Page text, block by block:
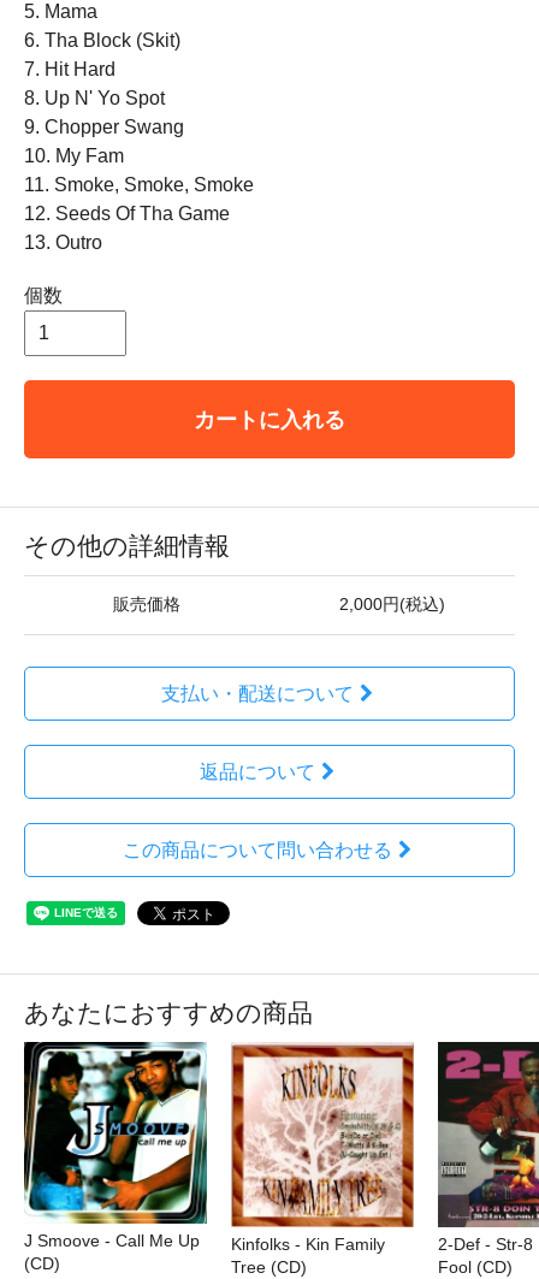
5. Mama
6. Tha Block (Skit)
7. Hit Hard
8. Up N' Yo Spot
9. Chopper Swang
10. My Fam
11. Smoke, Smoke, Smoke
12. Seeds Of Tha Game
13. Outro
個数
カートに入れる
その他の詳細情報
販売価格 2,000円(税込)
支払い・配送について
返品について
この商品について問い合わせる
あなたにおすすめの商品
J Smoove - Call Me Up
(CD)
Kinfolks - Kin Family
Tree (CD)
2-Def - Str-8
Fool (CD)